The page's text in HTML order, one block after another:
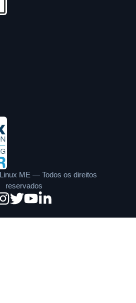
ME — Todos os direitos
reservados